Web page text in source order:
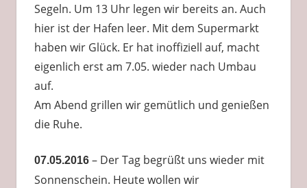
Segeln. Um 13 Uhr legen wir bereits an. Auch
hier ist der Hafen leer. Mit dem Supermarkt
haben wir Glück. Er hat inoffiziell auf, macht
eigenlich erst am 7.05. wieder nach Umbau
auf.
Am Abend grillen wir gemütlich und genießen
die Ruhe.
07.05.2016– Der Tag begrüßt uns wieder mit
Sonnenschein. Heute wollen wir